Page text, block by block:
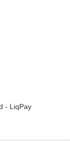
- LiqPay